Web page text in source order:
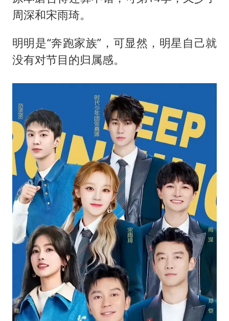
周深和宋雨琦。
明明是“奔跑家族”，可显然，明星自己就
没有对节目的归属感。